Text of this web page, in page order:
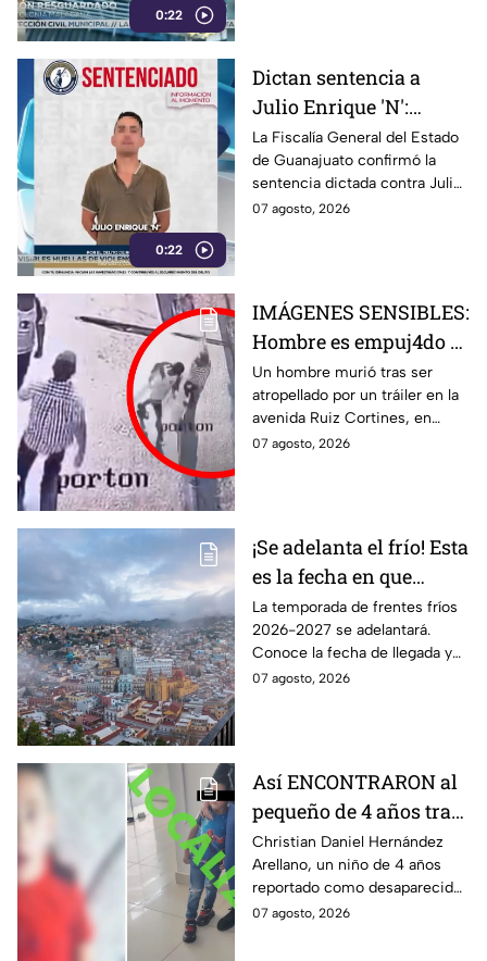
0:22
0:22
Dictan sentencia a
Julio Enrique 'N':
Fiscalía de Guanajuato
confirma la condena
La Fiscalía General del Estado
de Guanajuato confirmó la
sentencia dictada contra Julio
Enrique ‘N’. Conoce los
07 agosto, 2026
IMÁGENES SENSIBLES:
Hombre es empuj4do y
termina brut4lmente
ATROP3LLADO por un
tráiler; así ocurrió la
trag3dia
Un hombre murió tras ser
atropellado por un tráiler en la
avenida Ruiz Cortines, en
Monterrey. Un video muestra
07 agosto, 2026
¡Se adelanta el frío! Esta
es la fecha en que
ingresará el primer
frente frío a Guanajuato
La temporada de frentes fríos
2026-2027 se adelantará.
Conoce la fecha de llegada y
los efectos previstos para
07 agosto, 2026
Así ENCONTRARON al
pequeño de 4 años tras
la Alerta activada en
León, Guanajuato:
CONFIRMAN
H4LLAZGO
Christian Daniel Hernández
Arellano, un niño de 4 años
reportado como desaparecido
en León, Guanajuato, fue
07 agosto, 2026